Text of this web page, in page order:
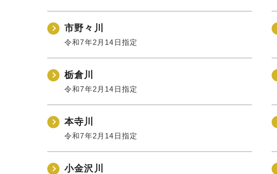
市野々川
令和7年2月14日指定
栃倉川
令和7年2月14日指定
本寺川
令和7年2月14日指定
小金沢川